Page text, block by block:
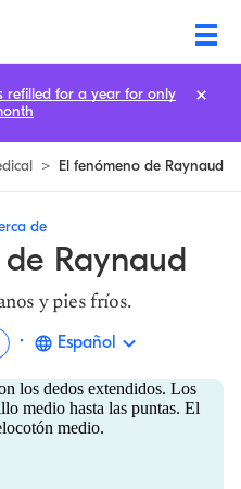
> El fenómeno de Raynaud
de
Raynaud
y pies fríos.
· Español
refilled for a year for only